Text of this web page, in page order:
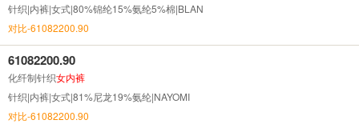
针织|内裤|女式|80%锦纶15%氨纶5%棉|BLAN
对比-61082200.90
61082200.90
化纤制针织女内裤
针织|内裤|女式|81%尼龙19%氨纶|NAYOMI
对比-61082200.90